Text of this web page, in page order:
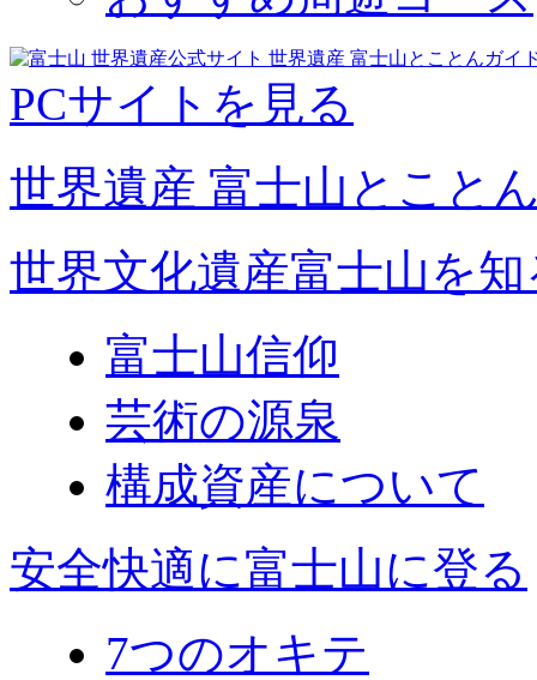
PCサイトを見る
世界遺産 富士山とこと
世界文化遺産富士山を知
富士山信仰
芸術の源泉
構成資産について
安全快適に富士山に登る
7つのオキテ